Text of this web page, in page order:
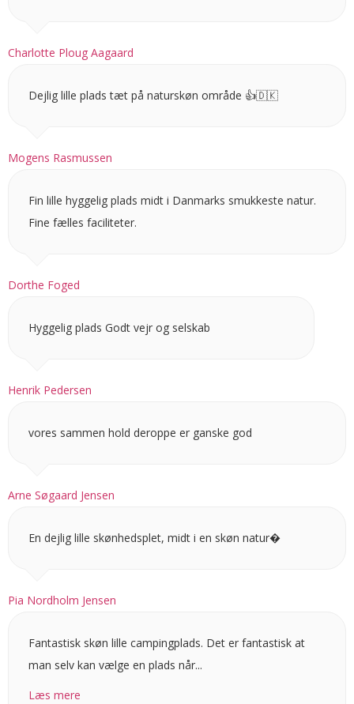
Charlotte Ploug Aagaard
Mogens Rasmussen
Dejlig lille plads tæt på naturskøn område 👍🇩🇰
Dorthe Foged
Fin lille hyggelig plads midt i Danmarks smukkeste natur.
Fine fælles faciliteter.
Henrik Pedersen
Hyggelig plads Godt vejr og selskab
Arne Søgaard Jensen
vores sammen hold deroppe er ganske god
Pia Nordholm Jensen
En dejlig lille skønhedsplet, midt i en skøn natur�
Fantastisk skøn lille campingplads. Det er fantastisk at
man selv kan vælge en plads når...
Læs mere